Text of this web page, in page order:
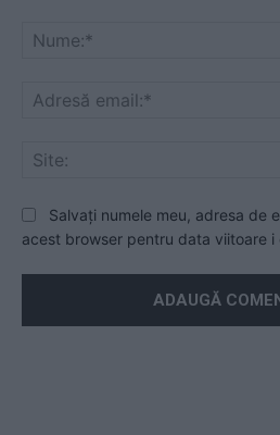
Salvați numele meu, adresa de
acest browser pentru data viitoare i